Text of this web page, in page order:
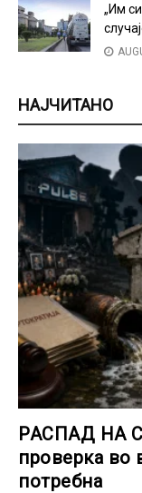
„Им
НАЈЧИТАНО
РАСПАД НА
проверка во
потребна